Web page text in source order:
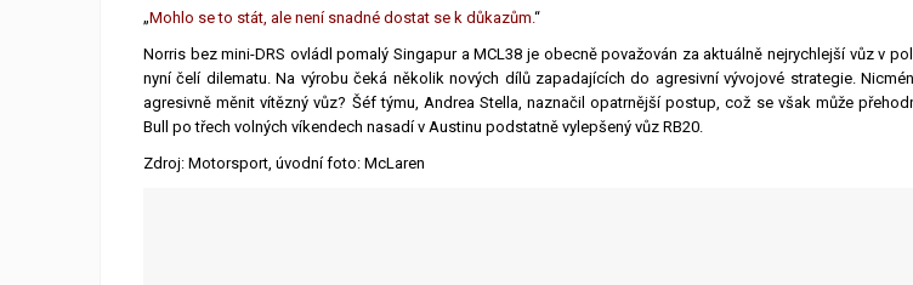
„Mohlo se to stát, ale není snadné dostat se k důkazům.“
Norris bez mini-DRS ovládl pomalý Singapur a MCL38 je obecně považován za aktuálně nejrychlejší vůz v
nyní čelí dilematu. Na výrobu čeká několik nových dílů zapadajících do agresivní vývojové strategie.
agresivně měnit vítězný vůz? Šéf týmu, Andrea Stella, naznačil opatrnější postup, což se však může
Bull po třech volných víkendech nasadí v Austinu podstatně vylepšený vůz RB20.
Zdroj: Motorsport, úvodní foto: McLaren